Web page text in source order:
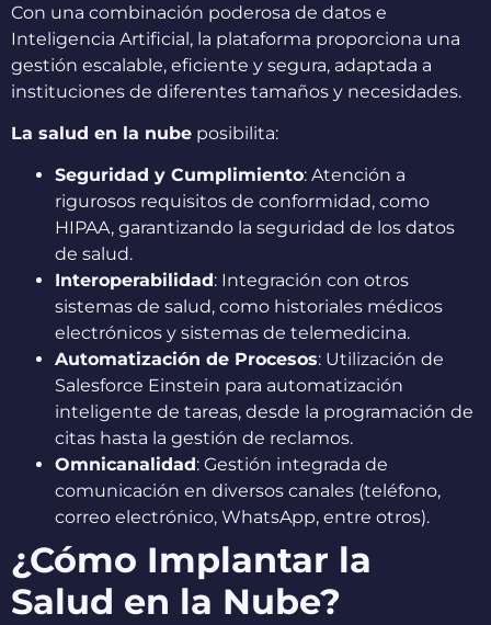
Con una combinación poderosa de datos e
Inteligencia Artificial, la plataforma proporciona una
gestión escalable, eficiente y segura, adaptada a
instituciones de diferentes tamaños y necesidades.
La salud en la nube posibilita:
Seguridad y Cumplimiento: Atención a
rigurosos requisitos de conformidad, como
HIPAA, garantizando la seguridad de los datos
de salud.
Interoperabilidad: Integración con otros
sistemas de salud, como historiales médicos
electrónicos y sistemas de telemedicina.
Automatización de Procesos: Utilización de
Salesforce Einstein para automatización
inteligente de tareas, desde la programación de
citas hasta la gestión de reclamos.
Omnicanalidad: Gestión integrada de
comunicación en diversos canales (teléfono,
correo electrónico, WhatsApp, entre otros).
¿Cómo Implantar la
Salud en la Nube?